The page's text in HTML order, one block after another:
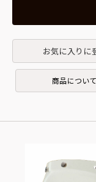
お気に入りに
商品につい